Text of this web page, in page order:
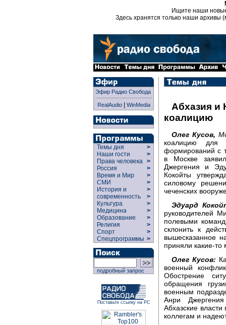
Ищите наши
Здесь хранятся только наши архивы
Эфир Радио Свобода
RealAudio| WinMedia
Темы дня
>
Наши гости
>
Права человека >
Россия
>
Время и Мир
>
СМИ
>
История и
современность
>
>
Культура
>
Медицина
>
Образование
>
Религия
>
Спорт
>
Спецпрограммы >
подробный запрос
Поставьте ссылку на РС
Абхазия и
коалицию
Олег Кусов,
коалицию для
формирований с
в Москве
Джергения и
Кокойты
силовому
чеченских
Эдуард
руководителей
полевыми
склонить к
вышесказанное
приняли какие-
Олег Кусов:
военный
Обострение
обращения
военным
Анри
Абхазские
коллегам и